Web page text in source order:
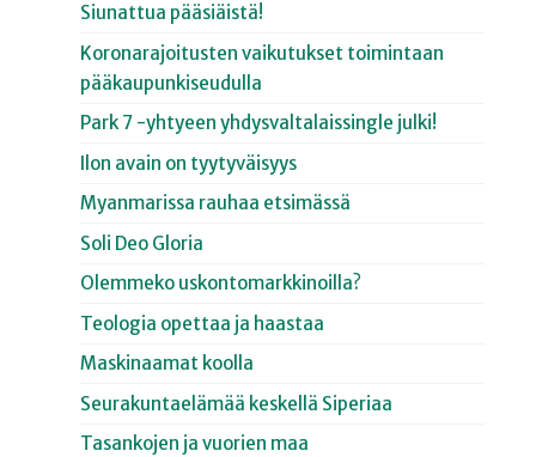
Siunattua pääsiäistä!
Koronarajoitusten vaikutukset toimintaan
pääkaupunkiseudulla
Park 7 -yhtyeen yhdysvaltalaissingle julki!
Ilon avain on tyytyväisyys
Myanmarissa rauhaa etsimässä
Soli Deo Gloria
Olemmeko uskontomarkkinoilla?
Teologia opettaa ja haastaa
Maskinaamat koolla
Seurakuntaelämää keskellä Siperiaa
Tasankojen ja vuorien maa